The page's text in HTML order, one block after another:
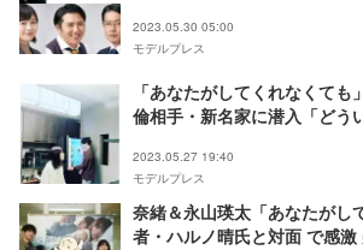
2023.05.30 05:00
モデルプレス
「あなたがしてくれなくて
倫相手・新名家に潜入「どう
2023.05.27 19:40
モデルプレス
奈緒＆永山瑛太「あなたがし
者・ハルノ晴氏と対面 で感